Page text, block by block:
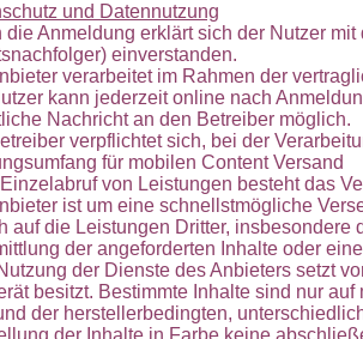
und Datennutzung
die Anmeldung erklärt sich der Nutzer
einverstanden.
verarbeitet im Rahmen der
kann jederzeit online nach
Nachricht an den Betreiber möglich.
verpflichtet sich, bei der
für mobilen Content Versand
von Leistungen besteht das
ist um eine schnellstmögliche
auf die Leistungen Dritter,
der angeforderten Inhalte oder
der Dienste des Anbieters setzt
besitzt. Bestimmte Inhalte sind nur
der herstellerbedingten,
der Inhalte in Farbe keine